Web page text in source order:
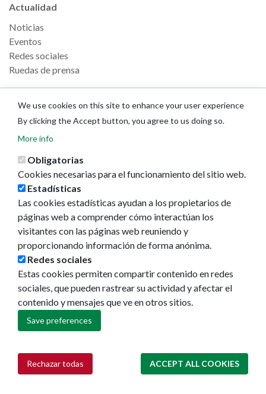
Actualidad
Noticias
Eventos
Redes sociales
Ruedas de prensa
We use cookies on this site to enhance your user experience
By clicking the Accept button, you agree to us doing so.
More info
Obligatorias
Cookies necesarias para el funcionamiento del sitio web.
Estadísticas
Las cookies estadísticas ayudan a los propietarios de
páginas web a comprender cómo interactúan los
visitantes con las páginas web reuniendo y
proporcionando información de forma anónima.
Redes sociales
Estas cookies permiten compartir contenido en redes
sociales, que pueden rastrear su actividad y afectar el
contenido y mensajes que ve en otros sitios.
Save preferences
Rechazar todas ACCEPT ALL COOKIES
Withdraw consent